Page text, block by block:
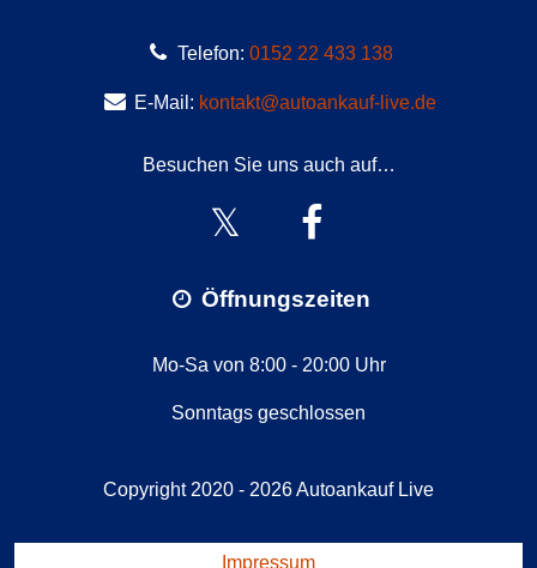
Telefon:0152 22 433 138
E-Mail: kontakt@autoankauf-live.de
Besuchen Sie uns auch auf…
Öffnungszeiten
Mo-Sa von 8:00 - 20:00 Uhr
Sonntags geschlossen
Copyright 2020 - 2026Autoankauf Live
Impressum